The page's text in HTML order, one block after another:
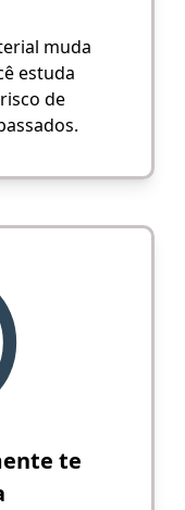
muda
estuda
de
te